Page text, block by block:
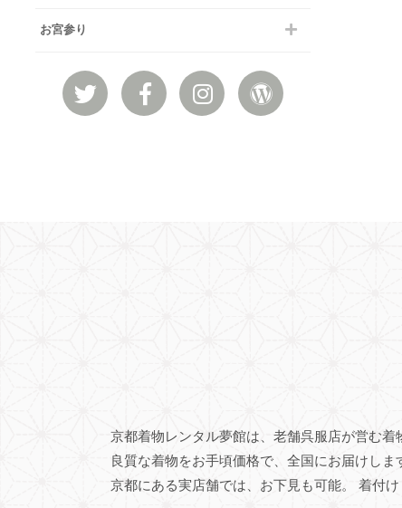
京都着物レンタル夢館は、老舗呉服店が営む着
良質な着物をお手頃価格で、全国にお届けしま
京都にある実店舗では、お下見も可能。
着付け